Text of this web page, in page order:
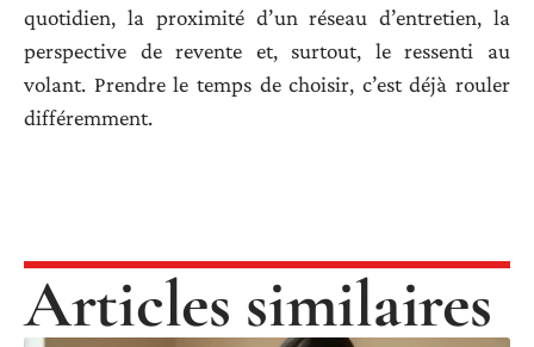
quotidien, la proximité d’un réseau d’entretien, la
perspective de revente et, surtout, le ressenti au
volant. Prendre le temps de choisir, c’est déjà rouler
différemment.
Articles similaires